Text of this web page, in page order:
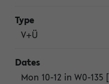
V+Ü
Mon 10-12 in W0-135